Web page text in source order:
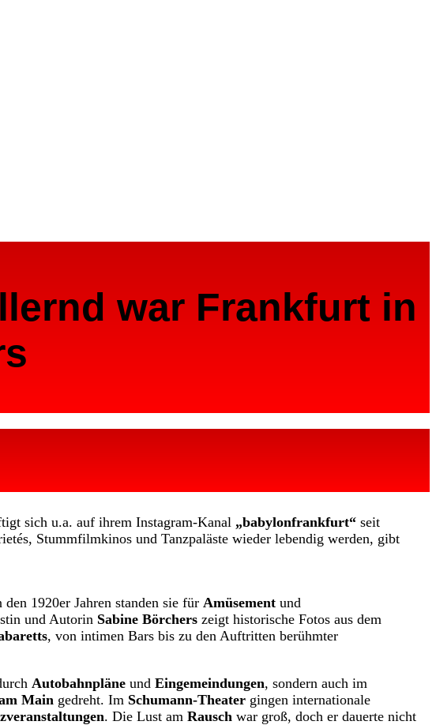
war Frankfurt in
sich u.a. auf ihrem Instagram-Kanal „babylonfrankfurt“ seit
Stummfilmkinos und Tanzpaläste wieder lebendig werden, gibt
1920er Jahren standen sie für Amüsement und
und Autorin Sabine Börchers zeigt historische Fotos aus dem
, von intimen Bars bis zu den Auftritten berühmter
Autobahnpläne und Eingemeindungen, sondern auch im
Main gedreht. Im Schumann-Theater gingen internationale
. Die Lust am Rausch war groß, doch er dauerte nicht